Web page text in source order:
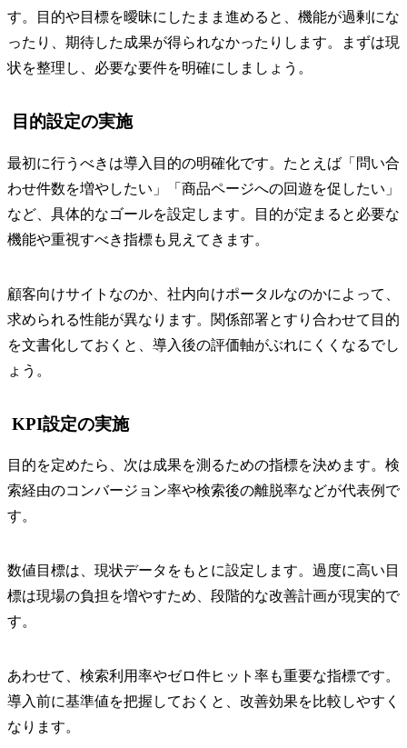
す。目的や目標を曖昧にしたまま進めると、機能が過剰にな
ったり、期待した成果が得られなかったりします。まずは現
状を整理し、必要な要件を明確にしましょう。
目的設定の実施
最初に行うべきは導入目的の明確化です。たとえば「問い合
わせ件数を増やしたい」「商品ページへの回遊を促したい」
など、具体的なゴールを設定します。目的が定まると必要な
機能や重視すべき指標も見えてきます。
顧客向けサイトなのか、社内向けポータルなのかによって、
求められる性能が異なります。関係部署とすり合わせて目的
を文書化しておくと、導入後の評価軸がぶれにくくなるでし
ょう。
KPI設定の実施
目的を定めたら、次は成果を測るための指標を決めます。検
索経由のコンバージョン率や検索後の離脱率などが代表例で
す。
数値目標は、現状データをもとに設定します。過度に高い目
標は現場の負担を増やすため、段階的な改善計画が現実的で
す。
あわせて、検索利用率やゼロ件ヒット率も重要な指標です。
導入前に基準値を把握しておくと、改善効果を比較しやすく
なります。